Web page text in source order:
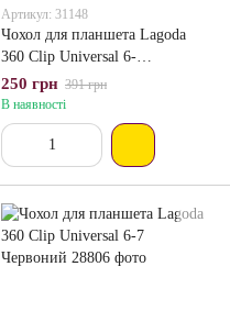
Артикул: 31148
Чохол для планшета Lagoda
360 Clip Universal 6-
7Малиновий
250 грн 391 грн
В наявності